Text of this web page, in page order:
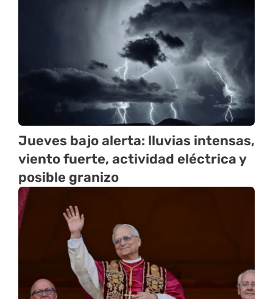
Jueves bajo alerta: lluvias intensas,
viento fuerte, actividad eléctrica y
posible granizo